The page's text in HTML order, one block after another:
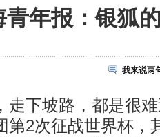
青年报：银狐
我来说两
下坡路，都是很难
第2次征战世界杯，